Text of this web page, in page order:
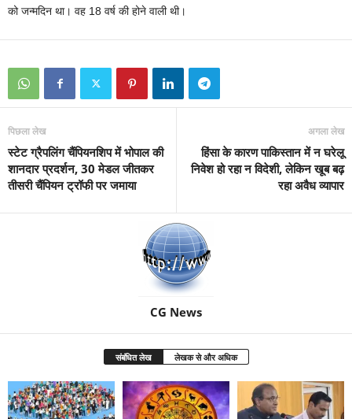
को जन्मदिन था। वह 18 वर्ष की होने वाली थी।
पिछला लेख
स्टेट ग्रैपलिंग चैंपियनशिप में भोपाल की
शानदार प्रदर्शन, 30 मेडल जीतकर
तीसरी चैंपियन ट्रॉफी पर जमाया
अगला लेख
हिंसा के कारण पाकिस्तान में न घरेलू
निवेश हो रहा न विदेशी, लेकिन खूब बढ़
रहा अवैध व्यापार
CG News
संबंधित लेख लेखक से और अधिक